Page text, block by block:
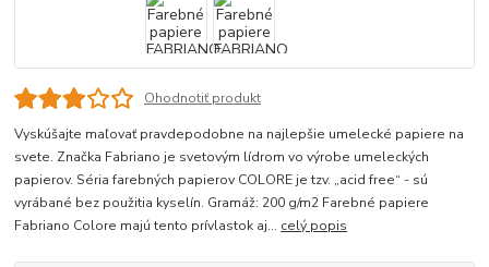
Ohodnotiť produkt
Vyskúšajte maľovať pravdepodobne na najlepšie umelecké papiere na
svete. Značka Fabriano je svetovým lídrom vo výrobe umeleckých
papierov. Séria farebných papierov COLORE je tzv. „acid free“ - sú
vyrábané bez použitia kyselín. Gramáž: 200 g/m2 Farebné papiere
Fabriano Colore majú tento prívlastok aj... celý popis